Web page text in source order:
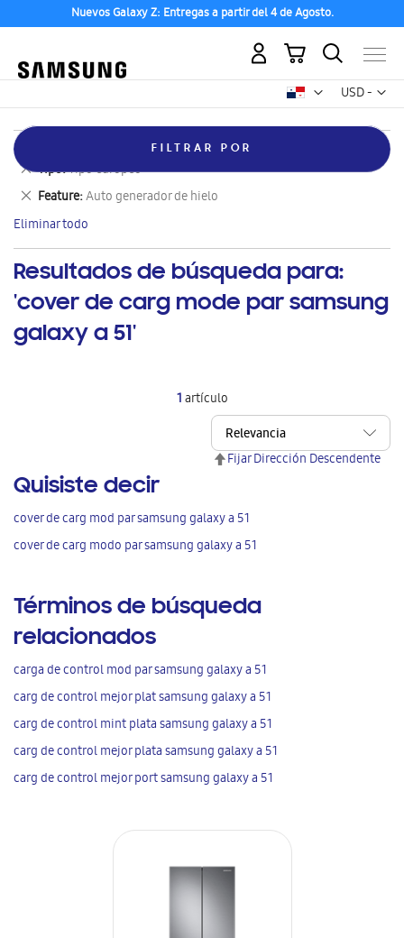
Nuevos Galaxy Z: Entregas a partir del 4 de Agosto.
USD -
dólar
Mi carrito
Resultados de búsqueda para:
'cover de carg mode par samsung
galaxy a 51'
1artículo
Fijar Dirección Descendente
Quisiste decir
cover de carg mod par samsung galaxy a 51
cover de carg modo par samsung galaxy a 51
Términos de búsqueda
relacionados
carga de control mod par samsung galaxy a 51
carg de control mejor plat samsung galaxy a 51
carg de control mint plata samsung galaxy a 51
carg de control mejor plata samsung galaxy a 51
carg de control mejor port samsung galaxy a 51
FILTRAR POR
artículo
Tipo Tipo europeo
Eliminar
este
artículo
Feature Auto generador de hielo
Eliminar
este
artículo
Eliminar todo